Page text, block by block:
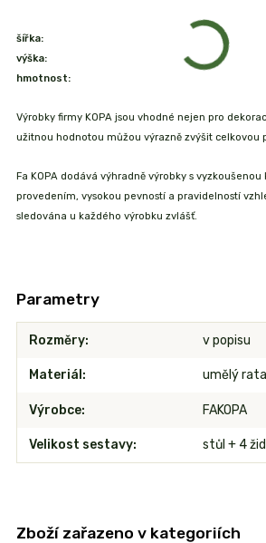
šířka:
výška:
hmotnost:
Výrobky firmy KOPA jsou vhodné nejen pro
užitnou hodnotou můžou výrazně zvýšit celkovou
Fa KOPA dodává výhradně výrobky s
provedením, vysokou pevností a pravidelností
sledována u každého výrobku zvlášť.
Parametry
Rozměry v popisu
Materiál umělý
Výrobce FAKOPA
Velikost sestavy stůl + 4
Zboží zařazeno v kategoriích